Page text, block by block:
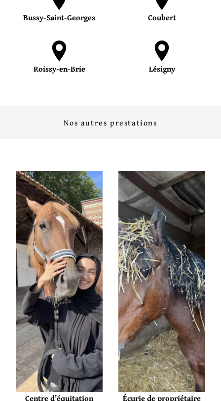
Bussy-Saint-Georges Coubert
Roissy-en-Brie Lésigny
Nos autres prestations
Centre d’équitation Écurie de propriétaire